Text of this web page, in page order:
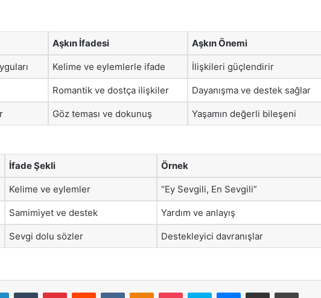
Aşkın İfadesi Aşkın Önemi
Kelime ve eylemlerle ifade İlişkileri güçlendirir
Romantik ve dostça ilişkiler Dayanışma ve destek sağlar
Göz teması ve dokunuş Yaşamın değerli bileşeni
İfade Şekli Örnek
Kelime ve eylemler “Ey Sevgili, En Sevgili”
Samimiyet ve destek Yardım ve anlayış
Sevgi dolu sözler Destekleyici davranışlar
LinkedInTumblr PinterestReddit VKontakteOdnoklassniki
Pocket Skype Messenger
E-Posta ile paylaş Yazdır